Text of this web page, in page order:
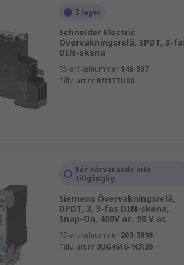
säkerställa att VVS-system fungerar
övervaka spännings- och strömnivåer
på belysningsarmaturer och
för förnybar energi, såsom sol- och
en förinställd tröskel. Detta
I lager
Schneider Electric
Övervakningsrelä, SPDT, 3-
DIN-skena
RS-artikelnummer 146-597
Tillv. art.nr RM17TU00
För närvarande inte
tillgänglig
Siemens Övervakningsrelä,
DPDT, 3, 3-fas DIN-skena,
Snap-On, 400V ac, 90 V ac
RS-artikelnummer 203-3898
Tillv. art.nr 3UG4616-1CR20